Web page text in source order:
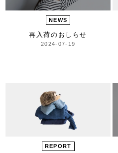
NEWS
再入荷のおしらせ
2024-07-19
REPORT